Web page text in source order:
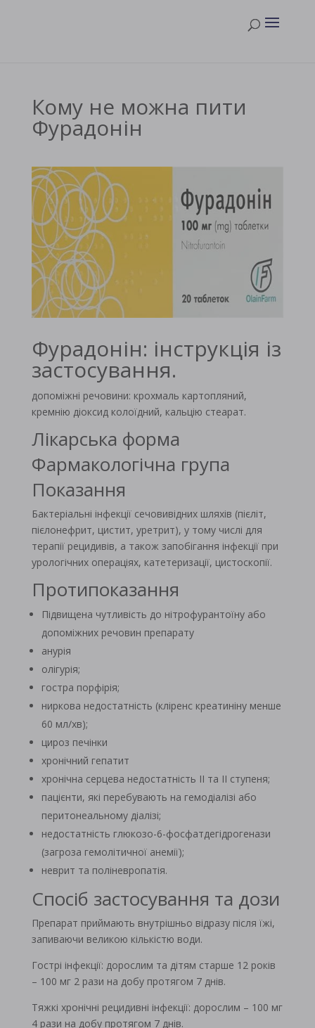
Кому не можна пити
Фурадонін
Фурадонін: інструкція із
застосування.
допоміжні речовини: крохмаль картопляний,
кремнію діоксид колоїдний, кальцію стеарат.
Лікарська форма
Фармакологічна група
Показання
Бактеріальні інфекції сечовивідних шляхів (пієліт,
пієлонефрит, цистит, уретрит), у тому числі для
терапії рецидивів, а також запобігання інфекції при
урологічних операціях, катетеризації, цистоскопії.
Протипоказання
Підвищена чутливість до нітрофурантоїну або
допоміжних речовин препарату
анурія
олігурія;
гостра порфірія;
ниркова недостатність (кліренс креатиніну менше
60 мл/хв);
цироз печінки
хронічний гепатит
хронічна серцева недостатність ІІ та ІІ ступеня;
пацієнти, які перебувають на гемодіалізі або
перитонеальному діалізі;
недостатність глюкозо-6-фосфатдегідрогенази
(загроза гемолітичної анемії);
неврит та поліневропатія.
Спосіб застосування та дози
Препарат приймають внутрішньо відразу після їжі,
запиваючи великою кількістю води.
Гострі інфекції: дорослим та дітям старше 12 років
– 100 мг 2 рази на добу протягом 7 днів.
Тяжкі хронічні рецидивні інфекції: дорослим – 100 мг
4 рази на добу протягом 7 днів.